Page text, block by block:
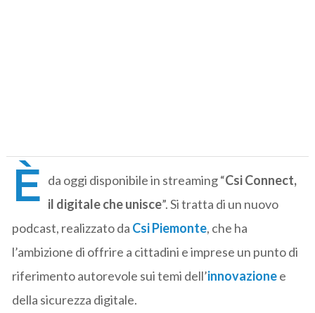
È da oggi disponibile in streaming “Csi Connect,
il digitale che unisce”. Si tratta di un nuovo
podcast, realizzato da Csi Piemonte, che ha
l’ambizione di offrire a cittadini e imprese un punto di
riferimento autorevole sui temi dell’innovazionee
della sicurezza digitale.